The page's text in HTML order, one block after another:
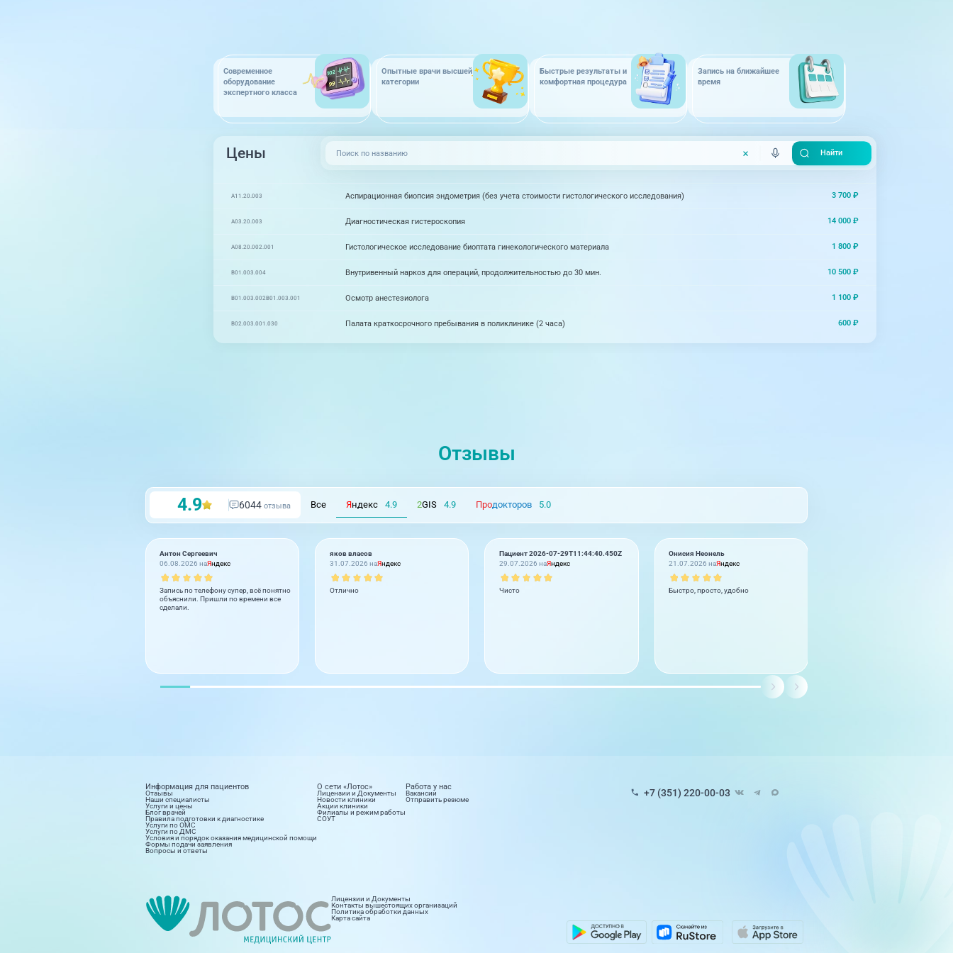
Современное
оборудование
экспертного класса
Опытные врачи высшей
категории
Быстрые результаты и
комфортная процедура
Запись на ближайшее
время
Цены
A11.20.003 Аспирационная биопсия эндометрия (без учета стоимости гистологического исследования) 3 700 ₽
A03.20.003 Диагностическая гистероскопия 14 000 ₽
A08.20.002.001 Гистологическое исследование биоптата гинекологического материала 1 800 ₽
B01.003.004 Внутривенный наркоз для операций, продолжительностью до 30 мин. 10 500 ₽
B01.003.002B01.003.001 Осмотр анестезиолога 1 100 ₽
B02.003.001.030 Палата краткосрочного пребывания в поликлинике (2 часа) 600 ₽
Отзывы
4.9 6044 отзыва Все Яндекс 4.9 2GIS 4.9 Продокторов 5.0
Антон Сергеевич
06.08.2026 наЯндекс
Запись по телефону супер, всё понятно
объяснили. Пришли по времени все
сделали.
яков власов
31.07.2026 наЯндекс
Отлично
Пациент 2026-07-29T11:44:40.450Z
29.07.2026 наЯндекс
Чисто
Онисия Неонель
21.07.2026 наЯндекс
Быстро, просто, удобно
+7 (351) 220-00-03
Информация для пациентов
Отзывы
Наши специалисты
Услуги и цены
Блог врачей
Правила подготовки к диагностике
Услуги по ОМС
Услуги по ДМС
Условия и порядок оказания медицинской помощи
Формы подачи заявления
Вопросы и ответы
О сети «Лотос»
Лицензии и Документы
Новости клиники
Акции клиники
Филиалы и режим работы
СОУТ
Работа у нас
Вакансии
Отправить резюме
Лицензии и Документы
Контакты вышестоящих организаций
Политика обработки данных
Карта сайта
8 направлений 15 направлений
Стационар ЭКО и репродуктивные